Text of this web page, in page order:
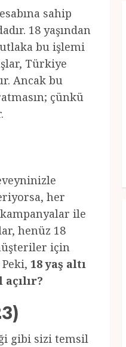
sahip
18 yaşından
bu işlemi
Türkiye
Ancak bu
çünkü
her
ile
henüz 18
için
18 yaş altı
gibi sizi temsil